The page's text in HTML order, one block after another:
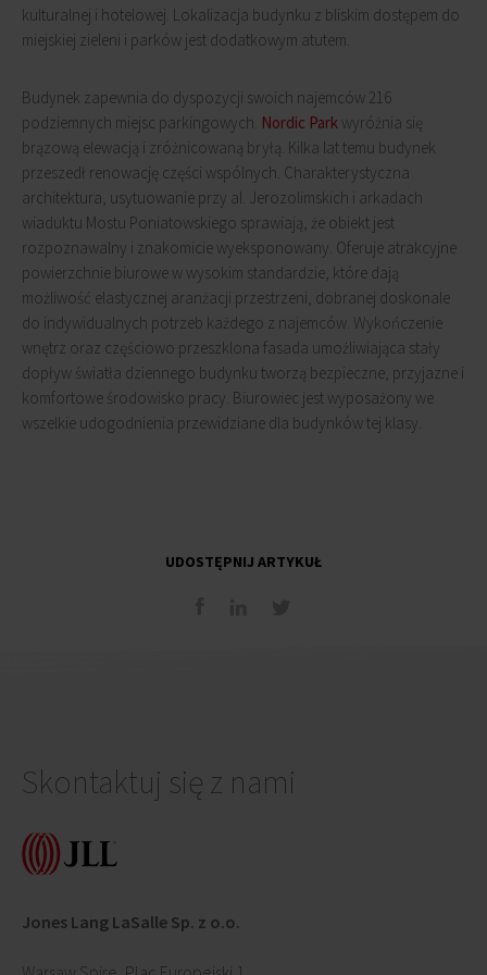
kulturalnej i hotelowej. Lokalizacja budynku z bliskim dostępem do
miejskiej zieleni i parków jest dodatkowym atutem.
Budynek zapewnia do dyspozycji swoich najemców 216
podziemnych miejsc parkingowych. Nordic Park wyróżnia się
brązową elewacją i zróżnicowaną bryłą. Kilka lat temu budynek
przeszedł renowację części wspólnych. Charakterystyczna
architektura, usytuowanie przy al. Jerozolimskich i arkadach
wiaduktu Mostu Poniatowskiego sprawiają, że obiekt jest
rozpoznawalny i znakomicie wyeksponowany. Oferuje atrakcyjne
powierzchnie biurowe w wysokim standardzie, które dają
możliwość elastycznej aranżacji przestrzeni, dobranej doskonale
do indywidualnych potrzeb każdego z najemców. Wykończenie
wnętrz oraz częściowo przeszklona fasada umożliwiająca stały
dopływ światła dziennego budynku tworzą bezpieczne, przyjazne i
komfortowe środowisko pracy. Biurowiec jest wyposażony we
wszelkie udogodnienia przewidziane dla budynków tej klasy.
UDOSTĘPNIJ ARTYKUŁ
Skontaktuj się z nami
Jones Lang LaSalle Sp. z o.o.